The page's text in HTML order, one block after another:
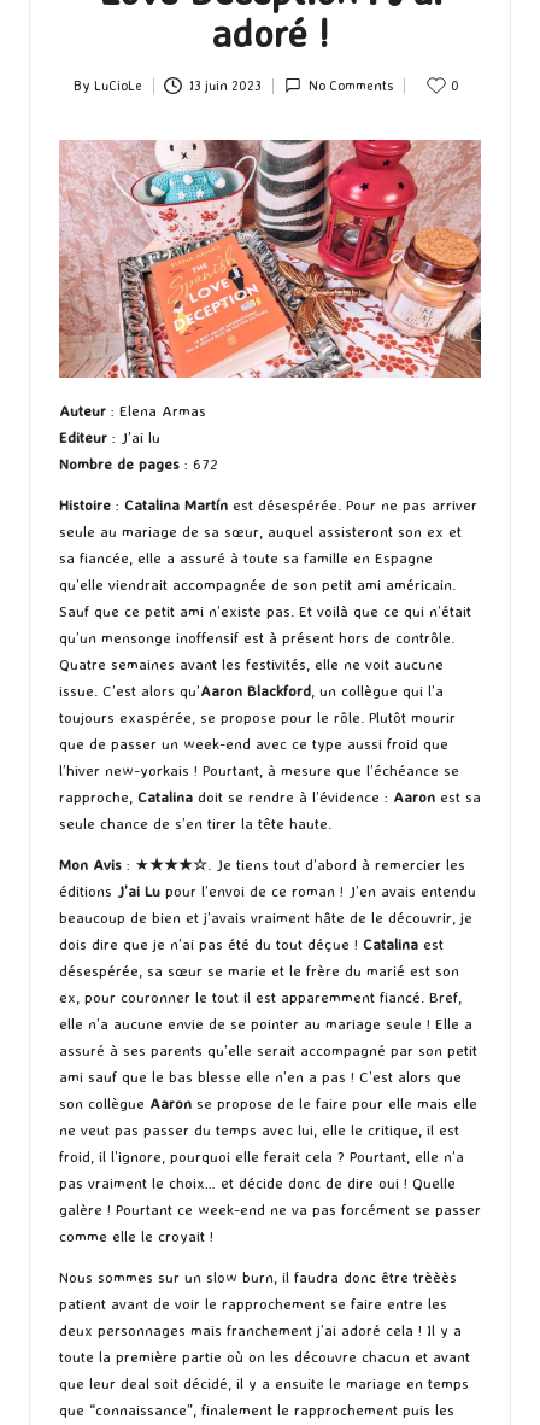
adoré !
Posted
By LuCioLe 13 juin 2023 No Comments 0
Auteur : Elena Armas
Editeur : J’ai lu
Nombre de pages : 672
Histoire : Catalina Martín est désespérée. Pour ne pas arriver
seule au mariage de sa sœur, auquel assisteront son ex et
sa fiancée, elle a assuré à toute sa famille en Espagne
qu’elle viendrait accompagnée de son petit ami américain.
Sauf que ce petit ami n’existe pas. Et voilà que ce qui n’était
qu’un mensonge inoffensif est à présent hors de contrôle.
Quatre semaines avant les festivités, elle ne voit aucune
issue. C’est alors qu’Aaron Blackford, un collègue qui l’a
toujours exaspérée, se propose pour le rôle. Plutôt mourir
que de passer un week-end avec ce type aussi froid que
l’hiver new-yorkais ! Pourtant, à mesure que l’échéance se
rapproche, Catalina doit se rendre à l’évidence : Aaron est sa
seule chance de s’en tirer la tête haute.
Mon Avis : ★★★★☆. Je tiens tout d’abord à remercier les
éditions J’ai Lu pour l’envoi de ce roman ! J’en avais entendu
beaucoup de bien et j’avais vraiment hâte de le découvrir, je
dois dire que je n’ai pas été du tout déçue ! Catalina est
désespérée, sa sœur se marie et le frère du marié est son
ex, pour couronner le tout il est apparemment fiancé. Bref,
elle n’a aucune envie de se pointer au mariage seule ! Elle a
assuré à ses parents qu’elle serait accompagné par son petit
ami sauf que le bas blesse elle n’en a pas ! C’est alors que
son collègue Aaron se propose de le faire pour elle mais elle
ne veut pas passer du temps avec lui, elle le critique, il est
froid, il l’ignore, pourquoi elle ferait cela ? Pourtant, elle n’a
pas vraiment le choix… et décide donc de dire oui ! Quelle
galère ! Pourtant ce week-end ne va pas forcément se passer
comme elle le croyait !
Nous sommes sur un slow burn, il faudra donc être trèèès
patient avant de voir le rapprochement se faire entre les
deux personnages mais franchement j’ai adoré cela ! Il y a
toute la première partie où on les découvre chacun et avant
que leur deal soit décidé, il y a ensuite le mariage en temps
que “connaissance”, finalement le rapprochement puis les